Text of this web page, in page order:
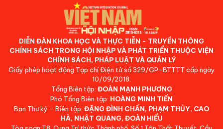
DIỄN ĐÀN KHOA HỌC VÀ THỰC TIỄN - TRUYỀN THÔNG
CHÍNH SÁCH TRONG HỘI NHẬP VÀ PHÁT TRIỂN THUỘC VIỆN
CHÍNH SÁCH, PHÁP LUẬT VÀ QUẢN LÝ
Giấy phép hoạt động Tạp chí Điện tử số 329/GP-BTTTT cấp ngày
10/09/2018.
Tổng Biên tập: ĐOÀN MẠNH PHƯƠNG
Phó Tổng Biên tập: HOÀNG MINH TIẾN
Ban Thư ký - Biên tập: ĐẶNG ĐÌNH CHẤN, PHẠM THỦY, CAO
HÀ, NHẬT QUANG, ĐOÀN HIẾU